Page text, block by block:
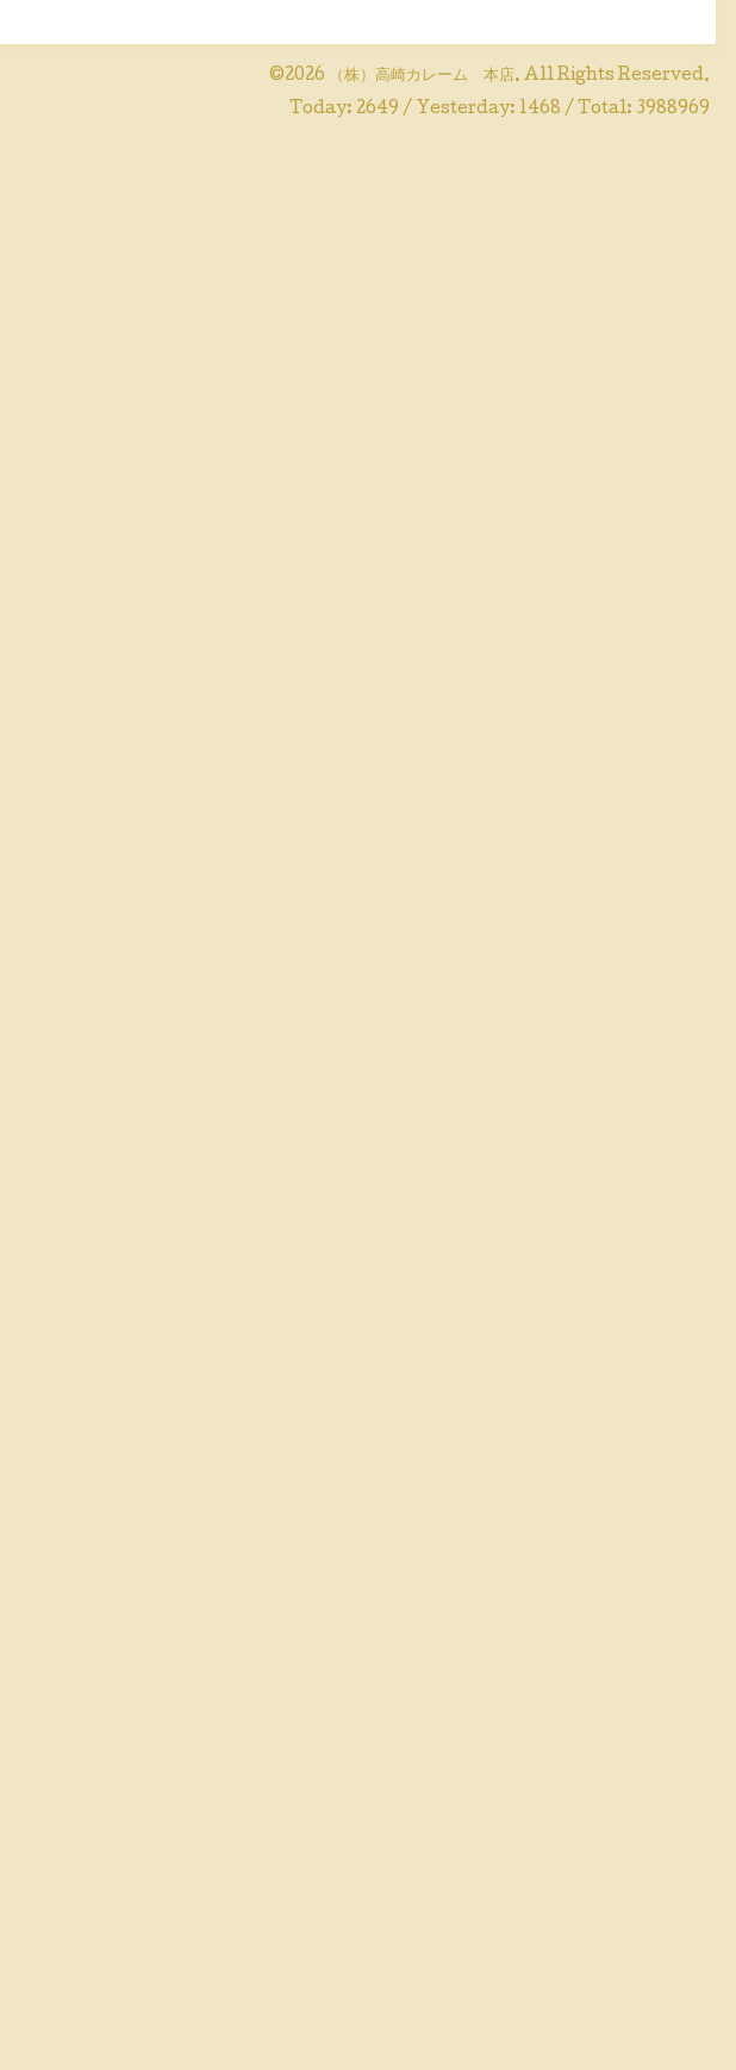
©2026 （株）高崎カレーム 本店. All Rights Reserved.
Today: 2649 / Yesterday: 1468 / Total: 3988969